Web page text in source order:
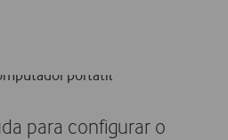
para configurar o